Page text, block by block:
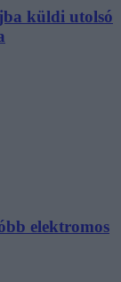
küldi utolsó
elektromos